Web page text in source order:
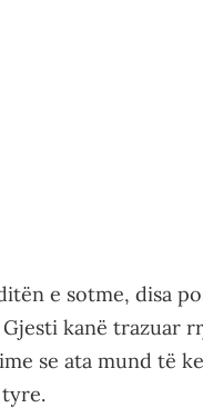
e sotme, disa
Gjesti kanë trazuar
se ata mund të